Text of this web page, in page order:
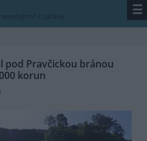
/ zprávy ☰
pod Pravčickou bránou
korun
)